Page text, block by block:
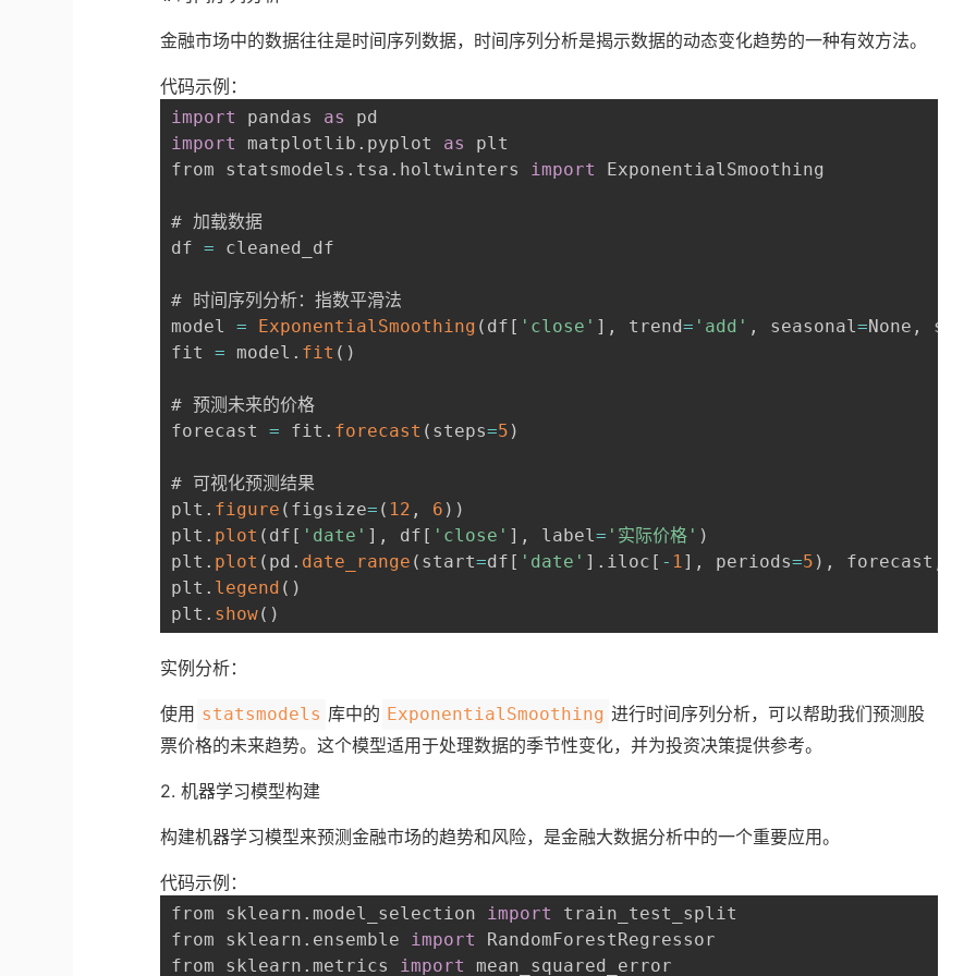
金融市场中的数据往往是时间序列数据，时间序列分析是揭示数据的动态变化趋势的一种有效方法。
代码示例：
import pandas as
import
matplotlib . pyplot as
plt
from statsmodels . tsa . holtwinters import
ExponentialSmoothing
# 加载数据
df = cleaned_df
# 时间序列分析：指数平滑法
model = ExponentialSmoothing ( df [ 'close' ] , trend= 'add' , seasonal=None ,
fit = model . fit ( )
# 预测未来的价格
forecast = fit . forecast ( steps=5 )
# 可视化预测结果
plt . figure ( figsize= ( 12 , 6 ) )
plt . plot ( df [ 'date' ] , df [ 'close' ] , label= '实际价格' )
plt . plot ( pd . date_range ( start=df [ 'date' ] . iloc [ - 1] , periods=5 ) , forecast
plt . legend ( )
plt . show( )
实例分析：
使用 statsmodels 库中的 ExponentialSmoothing 进行时间序列分析，可以帮助我们预测股
票价格的未来趋势。这个模型适用于处理数据的季节性变化，并为投资决策提供参考。
2. 机器学习模型构建
构建机器学习模型来预测金融市场的趋势和风险，是金融大数据分析中的一个重要应用。
代码示例：
from sklearn . model_selection import
train_test_split
from sklearn . ensemble import
RandomForestRegressor
from sklearn . metrics import mean_squared_error